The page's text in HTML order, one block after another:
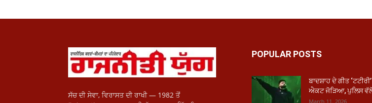
ਸੱਚ ਦੀ ਸੇਵਾ, ਵਿਰਾਸਤ ਦੀ ਰਾਖੀ — 1982 ਤੋਂ
POPULAR POSTS
ਬਾਦਸ਼ਾਹ ਦੇ ਗੀਤ
ਐਕਟ ਜੋੜਿਆ, ਪੁਲਿਸ
March 11, 2026